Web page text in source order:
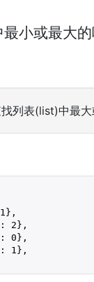
小或最大
列表(list)中最大
1 },
: 2},
: 0},
: 1 },